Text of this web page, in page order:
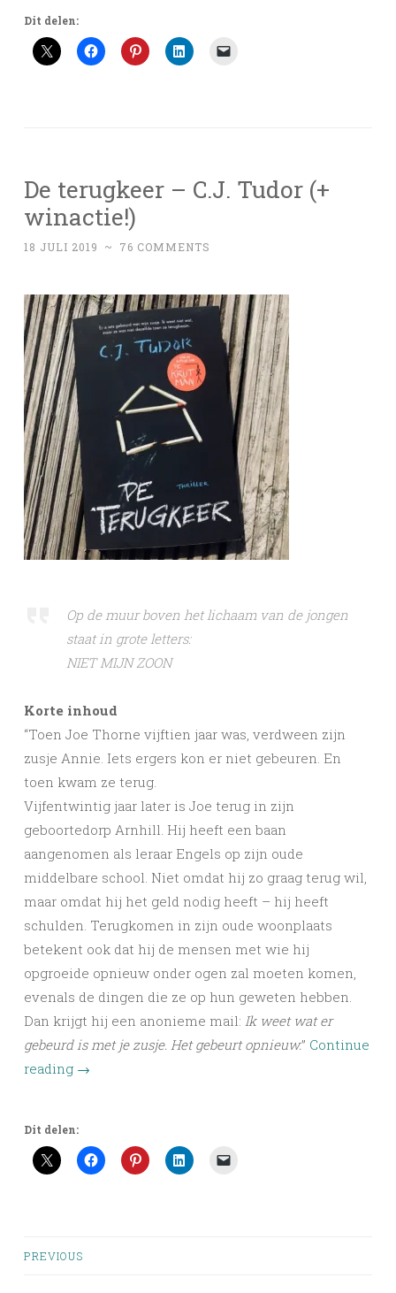
Dit delen:
De terugkeer – C.J. Tudor (+
winactie!)
18 JULI 2019 ~ 76 COMMENTS
Op de muur boven het lichaam van de jongen
staat in grote letters:
NIET MIJN ZOON
Korte inhoud
“Toen Joe Thorne vijftien jaar was, verdween zijn
zusje Annie. Iets ergers kon er niet gebeuren. En
toen kwam ze terug.
Vijfentwintig jaar later is Joe terug in zijn
geboortedorp Arnhill. Hij heeft een baan
aangenomen als leraar Engels op zijn oude
middelbare school. Niet omdat hij zo graag terug wil,
maar omdat hij het geld nodig heeft – hij heeft
schulden. Terugkomen in zijn oude woonplaats
betekent ook dat hij de mensen met wie hij
opgroeide opnieuw onder ogen zal moeten komen,
evenals de dingen die ze op hun geweten hebben.
Dan krijgt hij een anonieme mail: Ik weet wat er
gebeurd is met je zusje. Het gebeurt opnieuw.” Continue
reading →
Dit delen:
Posts
PREVIOUS